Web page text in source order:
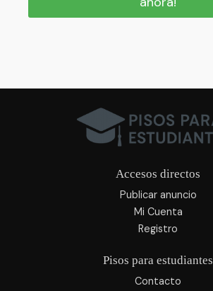
Accesos directos
Publicar anuncio
Mi Cuenta
Registro
Pisos para estudiantes
Contacto